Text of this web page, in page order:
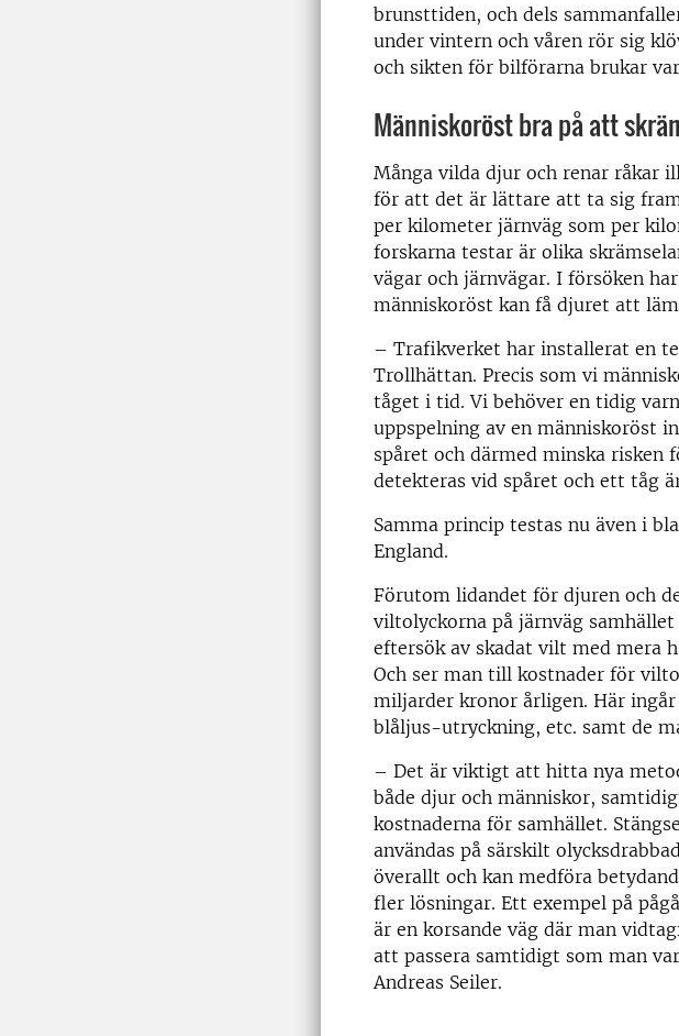
brunsttiden, och dels
under vintern och våren rör sig
och sikten för bilförarna brukar
Människoröst bra på att
Många vilda djur och renar råkar
för att det är lättare att ta sig
per kilometer järnväg som per
forskarna testar är olika
vägar och järnvägar. I försöken
människoröst kan få djuret att
– Trafikverket har installerat en
Trollhättan. Precis som vi
tåget i tid. Vi behöver en tidig
uppspelning av en människoröst
spåret och därmed minska risken
detekteras vid spåret och ett tåg
Samma princip testas nu även i
England.
Förutom lidandet för djuren och
viltolyckorna på järnväg
eftersök av skadat vilt med mera
Och ser man till kostnader för
miljarder kronor årligen. Här
blåljus-utryckning, etc. samt de
– Det är viktigt att hitta nya
både djur och människor,
kostnaderna för samhället.
användas på särskilt
överallt och kan medföra
fler lösningar. Ett exempel på
är en korsande väg där man
att passera samtidigt som man
Andreas Seiler.